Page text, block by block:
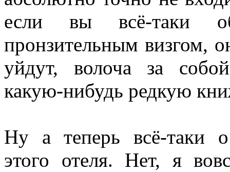
если вы всё-таки
пронзительным визгом,
уйдут, волоча за
какую-нибудь редкую
Ну а теперь всё-таки о
этого отеля. Нет, я